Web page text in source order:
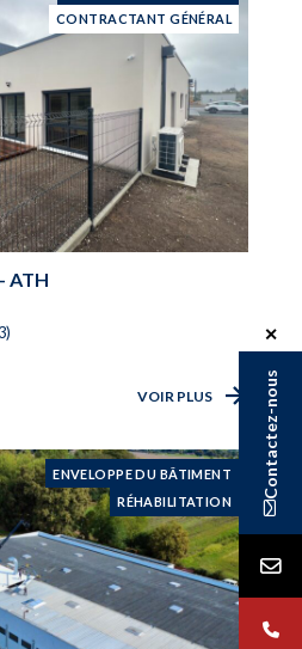
CONTRACTANT GÉNÉRAL
ATH
VOIR PLUS
ENVELOPPE DU BÂTIMENT
RÉHABILITATION
✕
Contactez-nous